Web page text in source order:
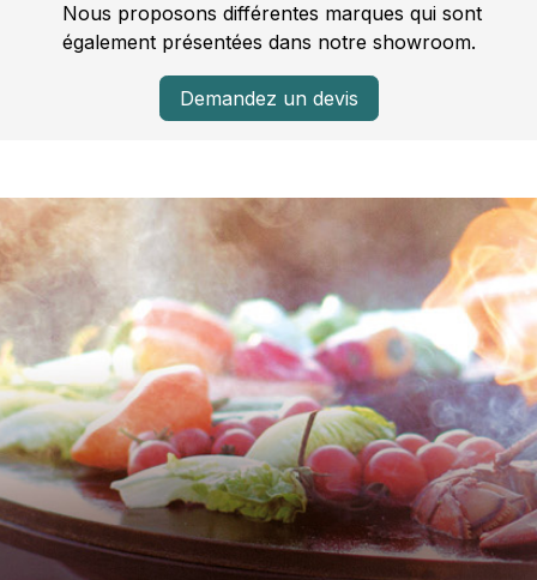
Nous proposons différentes marques qui sont
également présentées dans notre showroom.
Demandez un devis